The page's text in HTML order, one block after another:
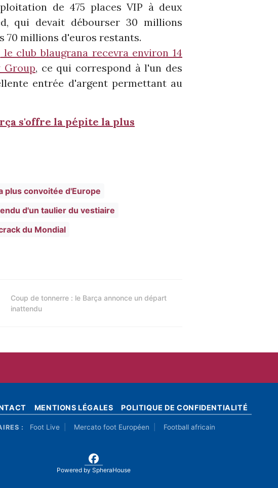
de 475 places VIP à deux
qui devait débourser 30 millions
70 millions d'euros restants.
le club blaugrana recevra environ 14
Group, ce qui correspond à l'un des
entrée d'argent permettant au
s'offre la pépite la plus
plus convoitée d'Europe
d'un taulier du vestiaire
du Mondial
Coup de tonnerre : le Barça annonce un départ
inattendu
MENTIONS LÉGALES POLITIQUE DE CONFIDENTIALITÉ
: Foot Live Mercato foot Européen Football africain
Powered by SpheraHouse